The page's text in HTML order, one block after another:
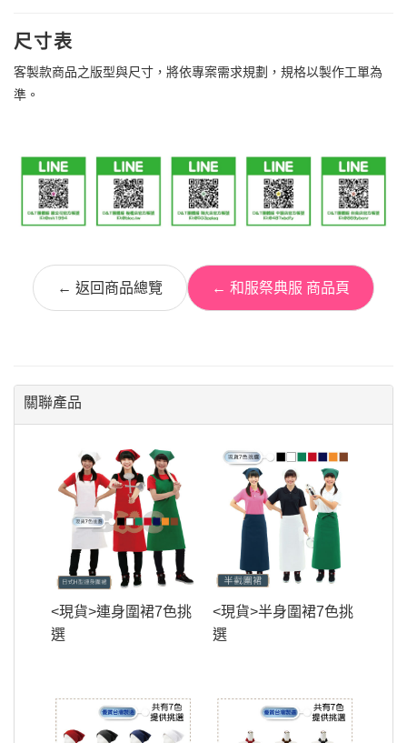
尺寸表
客製款商品之版型與尺寸，將依專案需求規劃，規格以製作工單為
準。
← 返回商品總覽 ← 和服祭典服 商品頁
關聯產品
<現貨>連身圍裙7色挑
選
<現貨>半身圍裙7色挑
選